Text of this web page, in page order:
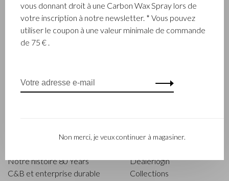
À propos de Castelijn &
Notre histoire 80 Years
C&B et enterprise durable
Trouver un revendeur
Dealerlogin
Collections
vous donnant droit à une Carbon Wax Spray lors de
votre inscription à notre newsletter. * Vous pouvez
utiliser le coupon à une valeur minimale de commande
de 75 € .
Non merci, je veux continuer à magasiner.